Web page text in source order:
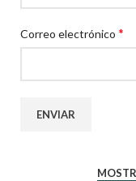
Correo electrónico *